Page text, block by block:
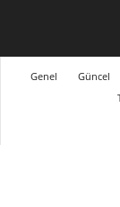
Genel Güncel